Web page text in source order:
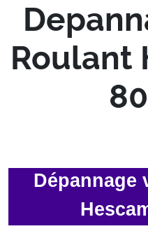
Roulant
Dépannage